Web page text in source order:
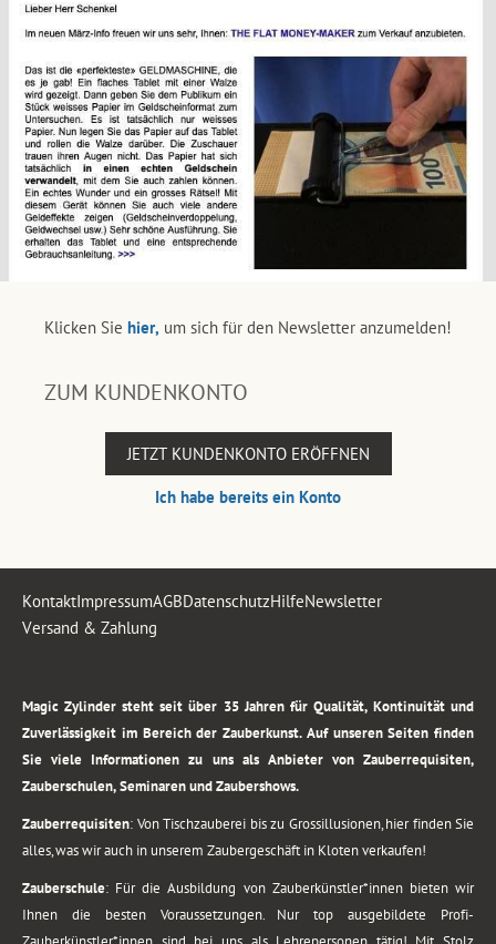
Klicken Sie hier, um sich für den Newsletter anzumelden!
ZUM KUNDENKONTO
JETZT KUNDENKONTO ERÖFFNEN
Ich habe bereits ein Konto
KontaktImpressumAGBDatenschutzHilfeNewsletter
Versand & Zahlung
Magic Zylinder steht seit über 35 Jahren für Qualität, Kontinuität und
Zuverlässigkeit im Bereich der Zauberkunst. Auf unseren Seiten finden
Sie viele Informationen zu uns als Anbieter von Zauberrequisiten,
Zauberschulen, Seminaren und Zaubershows.
Zauberrequisiten: Von Tischzauberei bis zu Grossillusionen, hier finden Sie
alles, was wir auch in unserem Zaubergeschäft in Kloten verkaufen!
Zauberschule: Für die Ausbildung von Zauberkünstler*innen bieten wir
Ihnen die besten Voraussetzungen. Nur top ausgebildete Profi-